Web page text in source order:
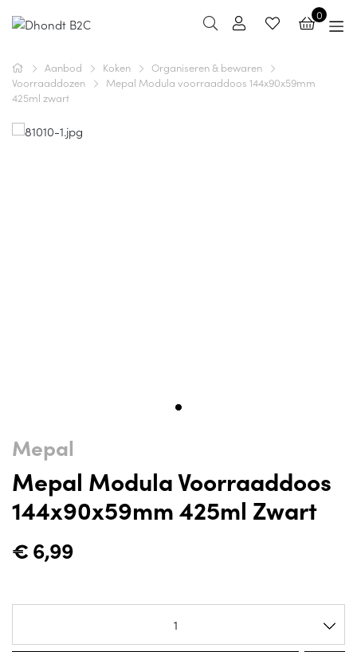
0
Aanbod Koken
Organiseren & bewaren
Voorraaddozen
Mepal Modula voorraaddoos 144x90x59mm
425ml zwart
Mepal
Mepal Modula Voorraaddoos
144x90x59mm 425ml Zwart
€6,99